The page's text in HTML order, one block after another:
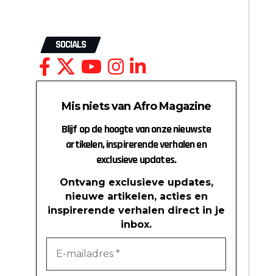
SOCIALS
Mis niets van Afro Magazine
Blijf op de hoogte van onze nieuwste
artikelen, inspirerende verhalen en
exclusieve updates.
Ontvang exclusieve updates,
nieuwe artikelen, acties en
inspirerende verhalen direct in je
inbox.